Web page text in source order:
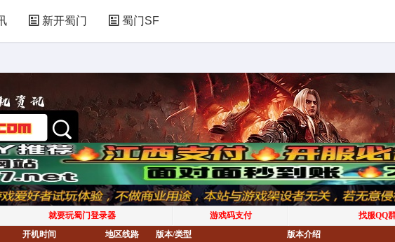
新开蜀门 蜀门SF